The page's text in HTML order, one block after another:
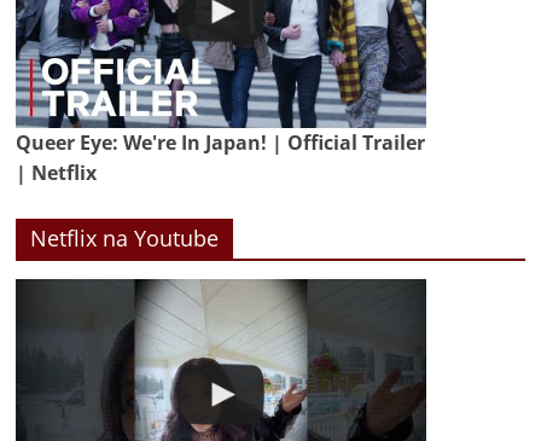
Queer Eye: We're In Japan! | Official Trailer
| Netflix
Netflix na Youtube